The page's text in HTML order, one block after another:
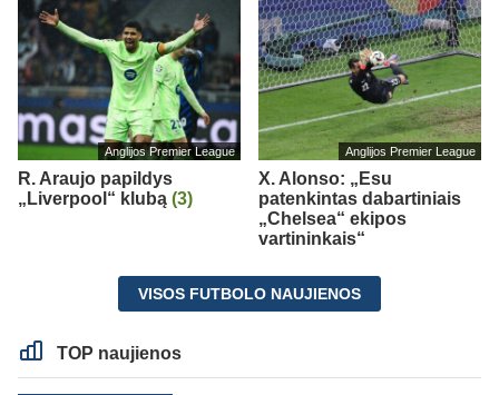
Anglijos Premier League
R. Araujo papildys
„Liverpool“ klubą (3)
Anglijos Premier League
X. Alonso: „Esu
patenkintas dabartiniais
„Chelsea“ ekipos
vartininkais“
VISOS FUTBOLO NAUJIENOS
TOP naujienos